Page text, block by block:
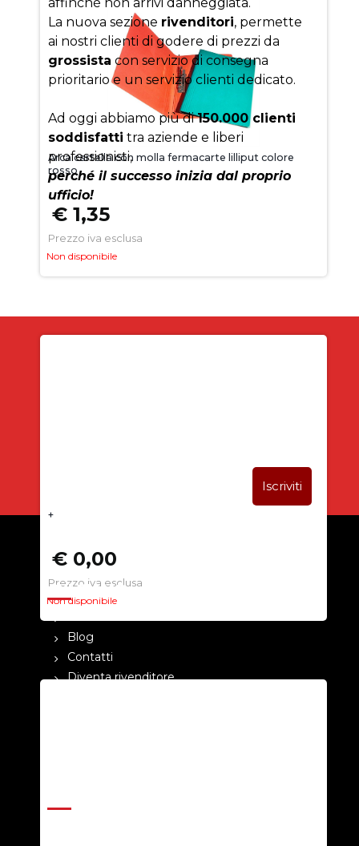
Arca cartella con molla fermacarte lilliput colore
rosso
€ 1,35
Prezzo iva esclusa
Non disponibile
+
€ 0,00
Prezzo iva esclusa
Non disponibile
La nuova sezione rivenditori, permette
ai nostri clienti di godere di prezzi da
grossista con servizio di consegna
prioritario e un servizio clienti dedicato.
Ad oggi abbiamo più di150.000 clienti
soddisfatti tra aziende e liberi
professionisti,
perché il successo inizia dal proprio
ufficio!
CHI SIAMO
Blog
Contatti
Diventa rivenditore